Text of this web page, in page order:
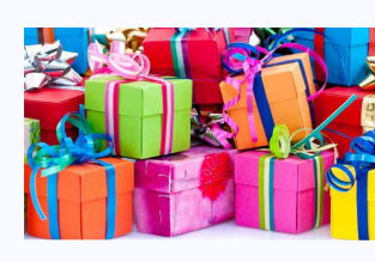
Agenda das atividades sindicais
Estatuto
Notícias
Bancos
CEF
Santander
Comunicação
Convênios
Sindicalize!